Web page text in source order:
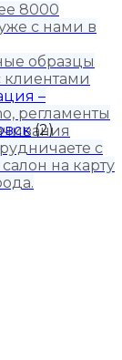
8000
с нами в
образцы
клиентами
–
регламенты
с
на карту
(2)